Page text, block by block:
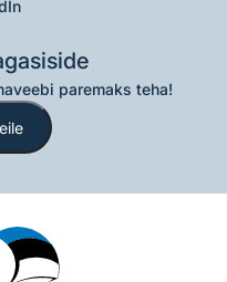
paremaks teha!